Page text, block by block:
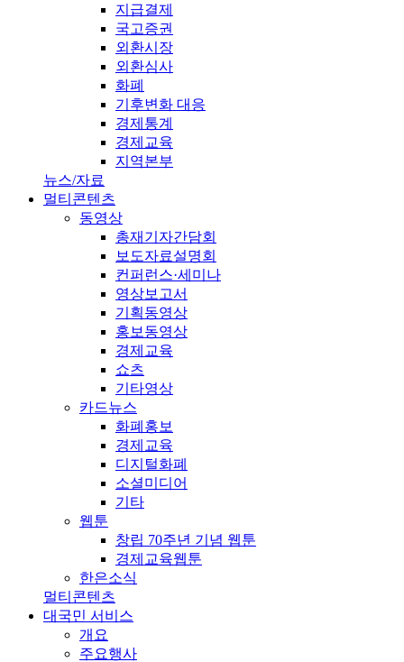
지급결제
국고증권
외환시장
외환심사
화폐
기후변화 대응
경제통계
경제교육
지역본부
뉴스/자료
멀티콘텐츠
동영상
총재기자간담회
보도자료설명회
컨퍼런스·세미나
영상보고서
기획동영상
홍보동영상
경제교육
쇼츠
기타영상
카드뉴스
화폐홍보
경제교육
디지털화폐
소셜미디어
기타
웹툰
창립 70주년 기념 웹툰
경제교육웹툰
한은소식
멀티콘텐츠
대국민 서비스
개요
주요행사